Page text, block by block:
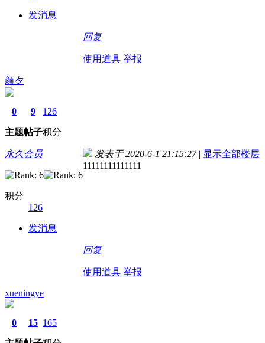
发消息
回复
使用道具 举报
颜夕
0
主题
9
帖子
126
积分
永久会员
积分
126
发消息
发表于 2020-6-1 21:15:27 | 显示全部楼层
11111111111111
回复
使用道具 举报
xueningye
0 15 165